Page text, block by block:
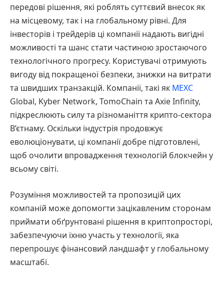
передові рішення, які роблять суттєвий внесок як
на місцевому, так і на глобальному рівні. Для
інвесторів і трейдерів ці компанії надають вигідні
можливості та шанс стати частиною зростаючого
технологічного прогресу. Користувачі отримують
вигоду від покращеної безпеки, знижки на витрати
та швидших транзакцій. Компанії, такі як MEXC
Global, Kyber Network, TomoChain та Axie Infinity,
підкреслюють силу та різноманіття крипто-сектора
В’єтнаму. Оскільки індустрія продовжує
еволюціонувати, ці компанії добре підготовлені,
щоб очолити впровадження технологій блокчейн у
всьому світі.
Розуміння можливостей та пропозицій цих
компаній може допомогти зацікавленим сторонам
приймати обґрунтовані рішення в криптопросторі,
забезпечуючи їхню участь у технології, яка
перепрошує фінансовий ландшафт у глобальному
масштабі.